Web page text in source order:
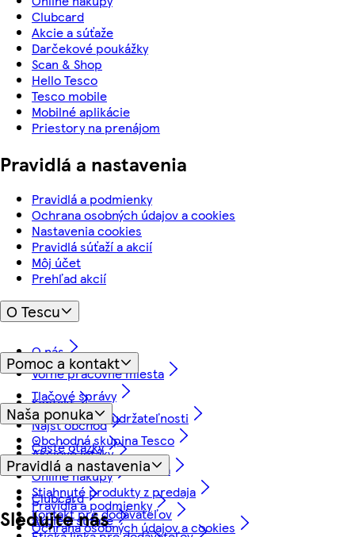
Clubcard
Akcie a súťaže
Darčekové poukážky
Scan & Shop
Hello Tesco
Tesco mobile
Mobilné aplikácie
Priestory na prenájom
Pravidlá a nastavenia
Pravidlá a podmienky
Ochrana osobných údajov a cookies
Nastavenia cookies
Pravidlá súťaží a akcií
Môj účet
Prehľad akcií
O Tescu
O nás
Voľné pracovné miesta
Tlačové správy
Náš prístup k udržateľnosti
Obchodná skupina Tesco
Pomoc a kontakt
Kontakt
Nájsť obchod
Časté otázky
Vrátenie tovaru a záruka
Stiahnuté produkty z predaja
Kontakt pre dodávateľov
Naša ponuka
Akciové letáky
Online nákupy
Clubcard
Akcie a súťaže
Pravidlá a nastavenia
Pravidlá a podmienky
Ochrana osobných údajov a cookies
Sledujte nás